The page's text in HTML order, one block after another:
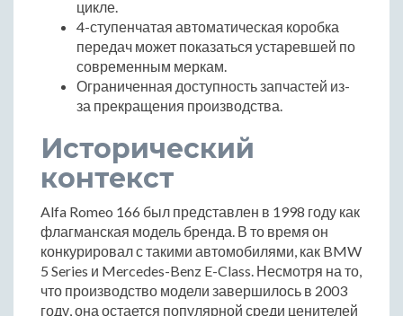
цикле.
4-ступенчатая автоматическая коробка
передач может показаться устаревшей по
современным меркам.
Ограниченная доступность запчастей из-
за прекращения производства.
Исторический
контекст
Alfa Romeo 166 был представлен в 1998 году как
флагманская модель бренда. В то время он
конкурировал с такими автомобилями, как BMW
5 Series и Mercedes-Benz E-Class. Несмотря на то,
что производство модели завершилось в 2003
году, она остается популярной среди ценителей